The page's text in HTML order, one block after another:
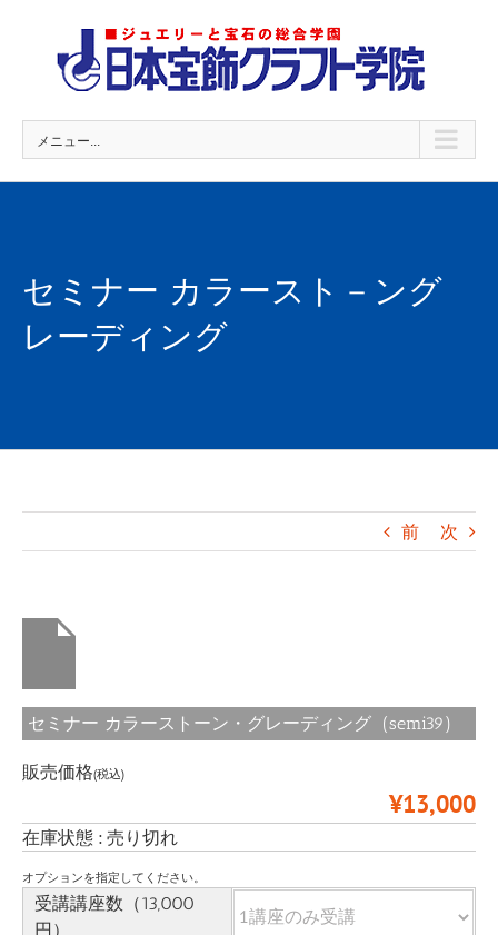
メニュー...
セミナー カラースト－ング
レーディング
前 次
セミナー カラーストーン・グレーディング (semi39)
販売価格(税込)
¥13,000
在庫状態 : 売り切れ
オプションを指定してください。
受講講座数（13,000
円）